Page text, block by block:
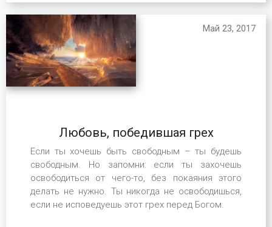
Любовь, победившая грех
Если ты хочешь быть свободным – ты будешь
свободным. Но запомни: если ты захочешь
освободиться от чего-то, без покаяния этого
делать не нужно. Ты никогда не освободишься,
если не исповедуешь этот грех перед Богом.
Май 23, 2017